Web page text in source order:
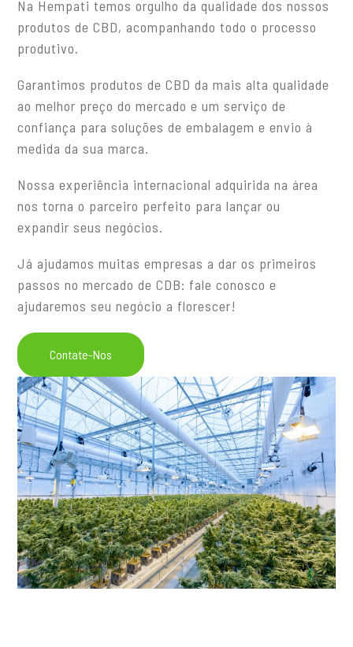
Na Hempati temos orgulho da qualidade dos nossos
produtos de CBD, acompanhando todo o processo
produtivo.
Garantimos produtos de CBD da mais alta qualidade
ao melhor preço do mercado e um serviço de
confiança para soluções de embalagem e envio à
medida da sua marca.
Nossa experiência internacional adquirida na área
nos torna o parceiro perfeito para lançar ou
expandir seus negócios.
Já ajudamos muitas empresas a dar os primeiros
passos no mercado de CDB: fale conosco e
ajudaremos seu negócio a florescer!
Contate-Nos